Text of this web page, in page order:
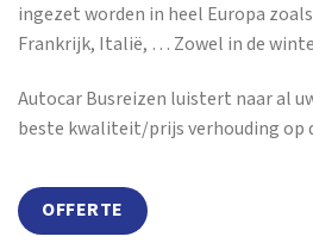
ingezet worden in heel Europa
Frankrijk, Italië, … Zowel in de
Autocar Busreizen luistert naar al
beste kwaliteit/prijs verhouding op
OFFERTE